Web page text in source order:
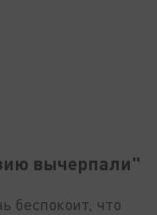
вычерпали"
беспокоит, что